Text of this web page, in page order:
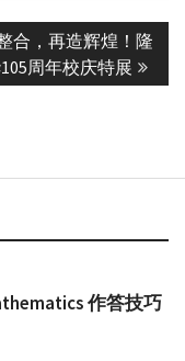
合，再造辉煌！隆
周年校庆特展
作答技巧